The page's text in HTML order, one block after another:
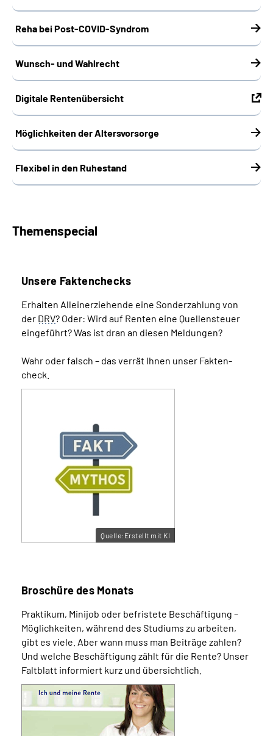
Reha bei Post-COVID-Syndrom
Wunsch- und Wahlrecht
Digitale Rentenübersicht
Möglichkeiten der Altersvorsorge
Flexibel in den Ruhestand
Themenspecial
Unsere Faktenchecks
Erhalten Alleinerziehende eine Sonder­zahlung von
der DRV? Oder: Wird auf Renten eine Quellen­­steuer
eingeführt? Was ist dran an diesen Meldungen?
Wahr oder falsch – das verrät Ihnen unser Fakten­
check.
Quelle:Erstellt mit KI
Broschüre des Monats
Praktikum, Minijob oder befristete Beschäftigung –
Möglichkeiten, während des Studiums zu arbeiten,
gibt es viele. Aber wann muss man Beiträge zahlen?
Und welche Beschäftigung zählt für die Rente? Unser
Faltblatt informiert kurz und übersichtlich.